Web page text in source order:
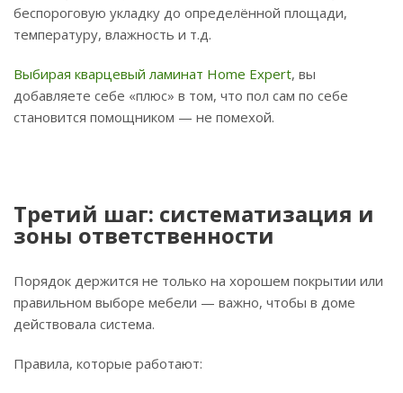
беспороговую укладку до определённой площади,
температуру, влажность и т.д.
Выбирая кварцевый ламинат Home Expert, вы
добавляете себе «плюс» в том, что пол сам по себе
становится помощником — не помехой.
Третий шаг: систематизация и
зоны ответственности
Порядок держится не только на хорошем покрытии или
правильном выборе мебели — важно, чтобы в доме
действовала система.
Правила, которые работают: